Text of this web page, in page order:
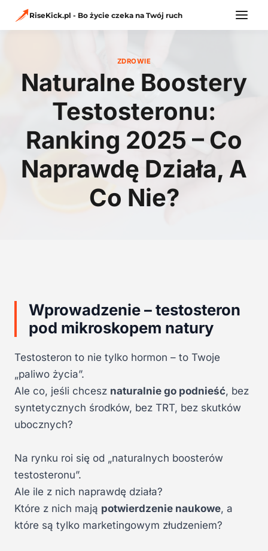
RiseKick.pl - Bo życie czeka na Twój ruch
ZDROWIE
Naturalne Boostery
Testosteronu:
Ranking 2025 – Co
Naprawdę Działa, A
Co Nie?
Wprowadzenie – testosteron
pod mikroskopem natury
Testosteron to nie tylko hormon – to Twoje
„paliwo życia”.
Ale co, jeśli chcesz naturalnie go podnieść, bez
syntetycznych środków, bez TRT, bez skutków
ubocznych?
Na rynku roi się od „naturalnych boosterów
testosteronu”.
Ale ile z nich naprawdę działa?
Które z nich mają potwierdzenie naukowe, a
które są tylko marketingowym złudzeniem?